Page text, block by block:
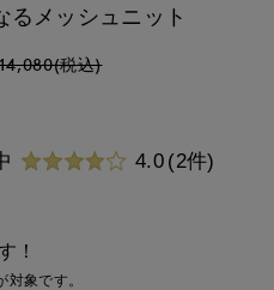
るメッシュニット
税込)
4.0 (2件)
！
象です。